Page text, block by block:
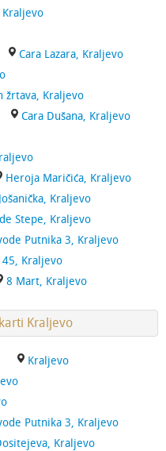
Kraljevo
Cara Lazara, Kraljevo
žrtava, Kraljevo
Cara Dušana, Kraljevo
Heroja Maričića, Kraljevo
Jošanička, Kraljevo
Stepe, Kraljevo
Putnika 3, Kraljevo
45, Kraljevo
8 Mart, Kraljevo
Kraljevo
Kraljevo
Putnika 3, Kraljevo
Kraljevo